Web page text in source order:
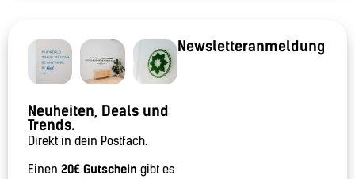
Neuheiten, Deals und
Trends.
Direkt in dein Postfach.
Einen 20€ Gutschein gibt es
Newsletteranmeldung